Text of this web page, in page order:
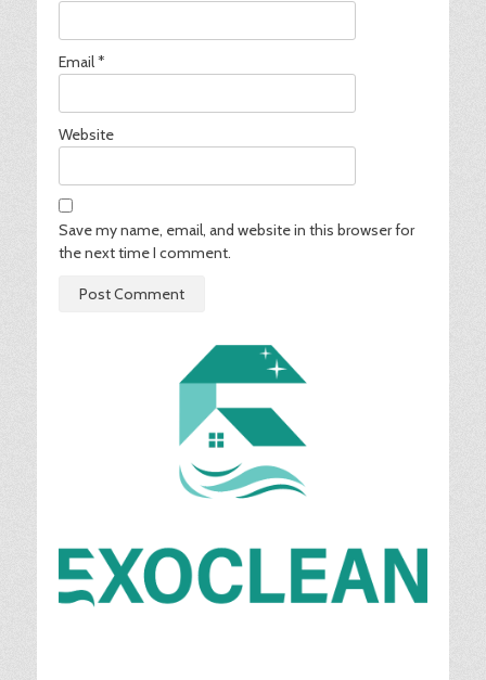
Email*
Website
Save my name, email, and website in this browser for
the next time I comment.